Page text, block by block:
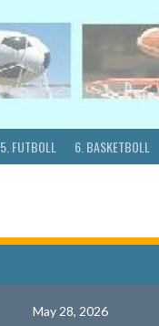
5. FUTBOLL 6. BASKETBOLL
May 28, 2026